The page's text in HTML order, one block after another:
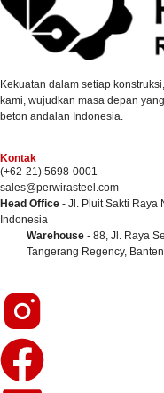
Kekuatan dalam setiap
kami, wujudkan masa depan
beton andalan Indonesia.
Kontak
(+62-21) 5698-0001
sales@perwirasteel.com
Head Office - Jl. Pluit Sakti Raya
Indonesia
Warehouse - 88, Jl. Raya
Tangerang Regency,